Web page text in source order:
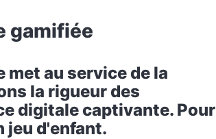
gamifiée
met au service de la
la rigueur des
digitale captivante. Pour
jeu d'enfant.